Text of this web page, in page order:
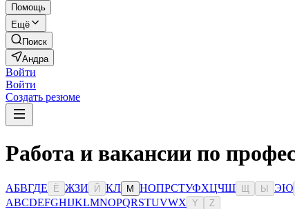
Помощь
Ещё
Поиск
Андра
Войти
Войти
Создать резюме
Работа и вакансии по
АБВГДЕ Ё ЖЗИ Й КЛ М НОПРСТУФХЦЧШ Ы ЭЮ
ABCDEFGHIJKLMNOPQRSTUVWX Y Z